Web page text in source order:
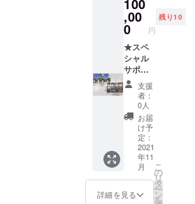
す。 ※
サン
グヮー
の色は2
種類
（赤/
黄）と
なりま
すが、
お色は
お選び
いただ
けませ
ん。 ※
お守り
は直径
重さは
りま
す。当
日撮影
したの
花火の
画像が
絵柄と
なりま
す。 ③
首里城
の赤瓦
で作成
した特
製サン
グヮー
付きの
お守り
をお送
ただき
ます。
※掲載希
望のお
名前
（ニッ
クネー
ム可）
を「備
考欄」
にご記
入下さ
い。 ②
お礼の
絵葉書
をお送
りさせ
ていた
名前を
掲載致
しま
す。 お
名前は
ニック
ネーム
も可能
です。
掲載は
１名も
しくは
１グ
ループ
名称、
最大12
文字ま
100
,00
0 円
残り10
★スペ
シャル
サポー
ターと
してヒ
ヤミカ
チ沖縄
へ参
加・お
名前を
新聞へ
掲載★
【リ
ターン
支援
者：
0人
お届
け予
定：
2021
年11
月
詳細を見る
こ
の
リ
タ
ー
ン
を